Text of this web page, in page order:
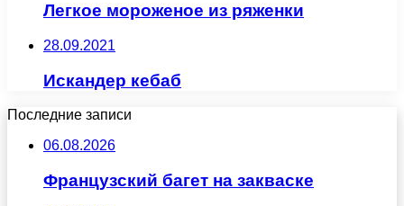
Легкое мороженое из ряженки
28.09.2021
Искандер кебаб
Последние записи
06.08.2026
Французский багет на закваске